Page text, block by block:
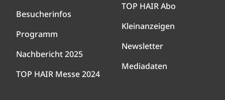
Besucherinfos
Programm
Nachbericht 2025
TOP HAIR Messe 2024
TOP HAIR Abo
Kleinanzeigen
Newsletter
Mediadaten